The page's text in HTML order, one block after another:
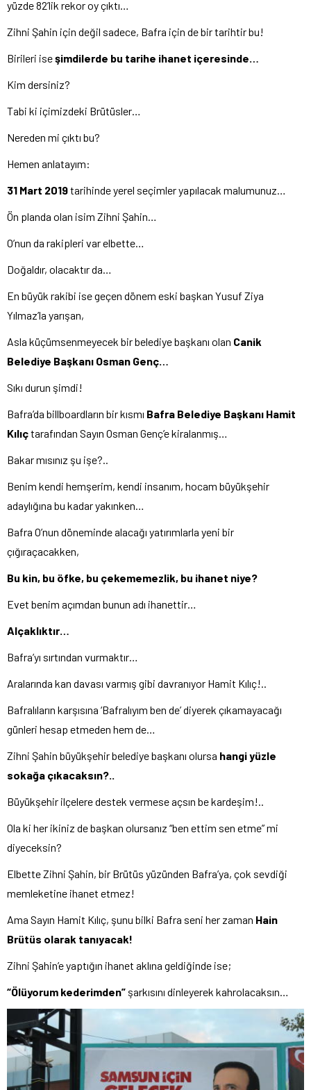
yüzde 82’lik rekor oy çıktı…
Zihni Şahin için değil sadece, Bafra için de bir tarihtir bu!
Birileri iseşimdilerde bu tarihe ihanet içeresinde…
Kim dersiniz?
Tabi ki içimizdeki Brütüsler…
Nereden mi çıktı bu?
Hemen anlatayım:
31 Mart 2019tarihinde yerel seçimler yapılacak malumunuz…
Ön planda olan isim Zihni Şahin…
O’nun da rakipleri var elbette…
Doğaldır, olacaktır da…
En büyük rakibi ise geçen dönem eski başkan Yusuf Ziya
Yılmaz’la yarışan,
Asla küçümsenmeyecek bir belediye başkanı olan Canik
Belediye Başkanı Osman Genç…
Sıkı durun şimdi!
Bafra’da billboardların bir kısmı Bafra Belediye Başkanı Hamit
Kılıçtarafından Sayın Osman Genç’e kiralanmış…
Bakar mısınız şu işe?..
Benim kendi hemşerim, kendi insanım, hocam büyükşehir
adaylığına bu kadar yakınken…
Bafra O’nun döneminde alacağı yatırımlarla yeni bir
çığıraçacakken,
Bu kin, bu öfke, bu çekememezlik, bu ihanet niye?
Evet benim açımdan bunun adı ihanettir…
Alçaklıktır…
Bafra’yı sırtından vurmaktır…
Aralarında kan davası varmış gibi davranıyor Hamit Kılıç!..
Bafralıların karşısına ‘Bafralıyım ben de’ diyerek çıkamayacağı
günleri hesap etmeden hem de…
Zihni Şahin büyükşehir belediye başkanı olursa hangi yüzle
sokağa çıkacaksın?..
Büyükşehir ilçelere destek vermese açsın be kardeşim!..
Ola ki her ikiniz de başkan olursanız “ben ettim sen etme” mi
diyeceksin?
Elbette Zihni Şahin, bir Brütüs yüzünden Bafra’ya, çok sevdiği
memleketine ihanet etmez!
Ama Sayın Hamit Kılıç, şunu bilki Bafra seni her zaman Hain
Brütüs olarak tanıyacak!
Zihni Şahin’e yaptığın ihanet aklına geldiğinde ise;
“Ölüyorum kederimden” şarkısını dinleyerek kahrolacaksın…